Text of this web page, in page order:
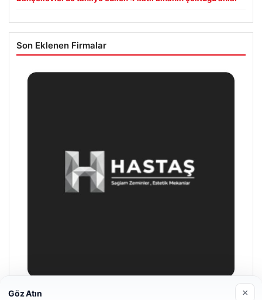
Son Eklenen Firmalar
Göz Atın ×